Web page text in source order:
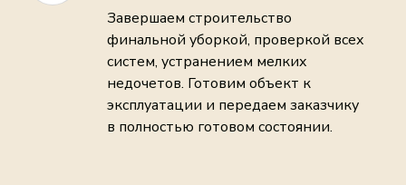
Завершаем строительство
финальной уборкой, проверкой всех
систем, устранением мелких
недочетов. Готовим объект к
эксплуатации и передаем заказчику
в полностью готовом состоянии.